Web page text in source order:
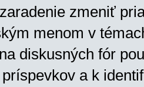
zmeniť
menom v
diskusných fór
a k